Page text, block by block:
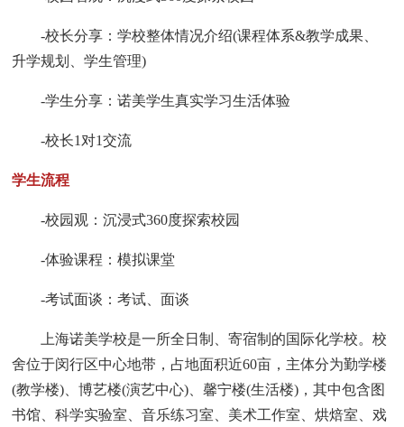
-校长分享：学校整体情况介绍(课程体系&教学成果、
升学规划、学生管理)
-学生分享：诺美学生真实学习生活体验
-校长1对1交流
学生流程
-校园观：沉浸式360度探索校园
-体验课程：模拟课堂
-考试面谈：考试、面谈
上海诺美学校是一所全日制、寄宿制的国际化学校。校
舍位于闵行区中心地带，占地面积近60亩，主体分为勤学楼
(教学楼)、博艺楼(演艺中心)、馨宁楼(生活楼)，其中包含图
书馆、科学实验室、音乐练习室、美术工作室、烘焙室、戏